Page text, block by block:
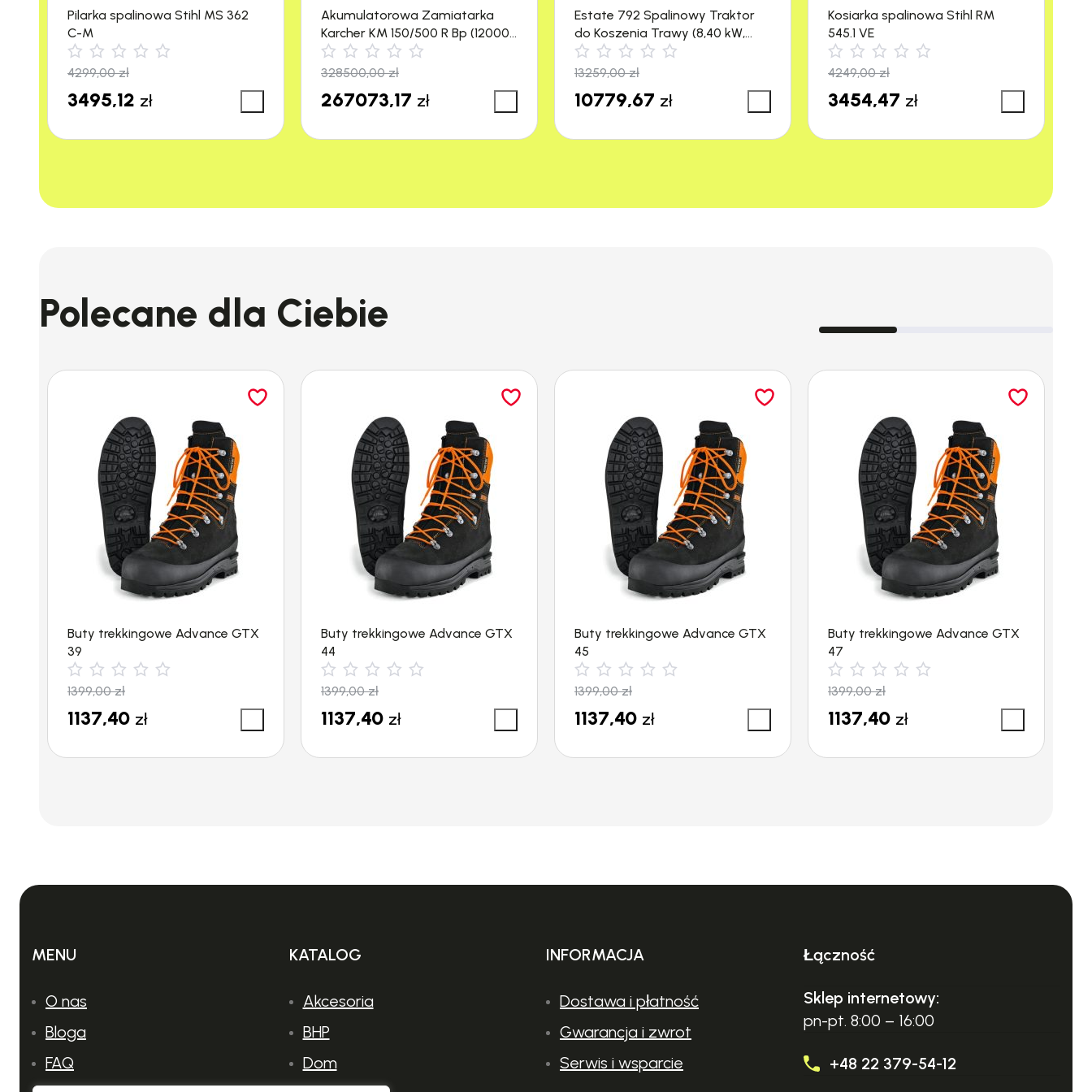
Pilarka spalinowa Stihl MS 362
C-M
4299,00zł
3495,12 zł
Akumulatorowa Zamiatarka
Karcher KM 150/500 R Bp (12000
m²/h)
328500,00zł
267073,17 zł
Estate 792 Spalinowy Traktor
do Koszenia Trawy (8,40 kW,
4500 m²) Stiga
13259,00zł
10779,67 zł
Kosiarka spalinowa Stihl RM
545.1 VE
4249,00zł
3454,47 zł
Polecane dla Ciebie
Buty trekkingowe Advance GTX
39
1399,00zł
1137,40 zł
Buty trekkingowe Advance GTX
44
1399,00zł
1137,40 zł
Buty trekkingowe Advance GTX
45
1399,00zł
1137,40 zł
Buty trekkingowe Advance GTX
47
1399,00zł
1137,40 zł
MENU
O nas
Bloga
FAQ
KATALOG
Akcesoria
BHP
Dom
INFORMACJA
Dostawa i płatność
Gwarancja i zwrot
Serwis i wsparcie
Łączność
Sklep internetowy:
pn-pt. 8:00 – 16:00
+48 22 379-54-12